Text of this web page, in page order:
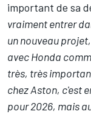
important de sa
vraiment entrer
un nouveau
avec Honda
très, très
chez Aston, c'est
pour 2026, mais